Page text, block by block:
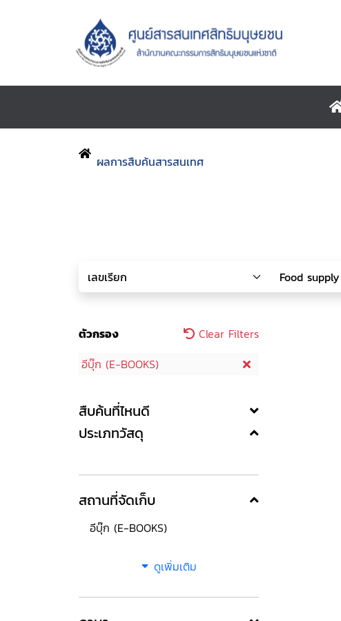
ผลการสืบค้นสารสนเทศ
ตัวกรอง
Clear Filters
อีบุ๊ก (E-BOOKS)
สืบค้นที่ไหนดี
ประเภทวัสดุ
สถานที่จัดเก็บ
อีบุ๊ก (E-BOOKS)
ดูเพิ่มเติม